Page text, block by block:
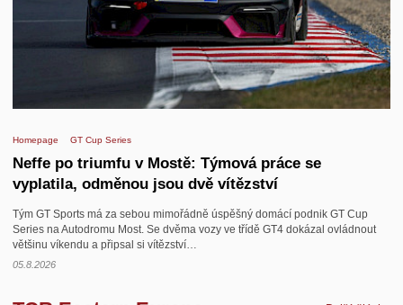
Homepage GT Cup Series
Neffe po triumfu v Mostě: Týmová práce se
vyplatila, odměnou jsou dvě vítězství
Tým GT Sports má za sebou mimořádně úspěšný domácí podnik GT Cup
Series na Autodromu Most. Se dvěma vozy ve třídě GT4 dokázal ovládnout
většinu víkendu a připsal si vítězství…
05.8.2026